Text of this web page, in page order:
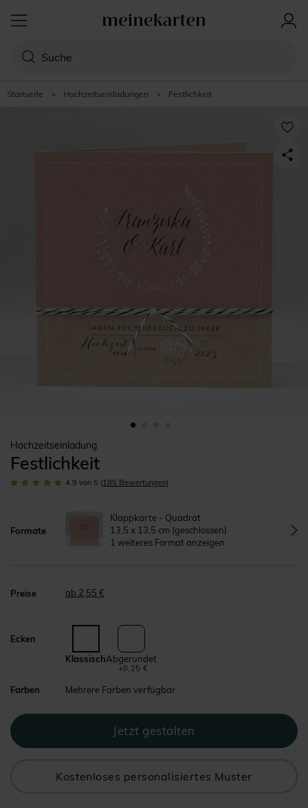
Startseite > Hochzeitseinladungen > Festlichkeit
Hochzeitseinladung
Festlichkeit
4.9 von 5 (185 Bewertungen)
Formate
Klappkarte - Quadrat
13,5 x 13,5 cm (geschlossen)
1 weiteres Format anzeigen
Preise ab 2,55 €
Ecken
KlassischAbgerundet
+0,25 €
Farben Mehrere Farben verfügbar
Kostenloses personalisiertes Muster